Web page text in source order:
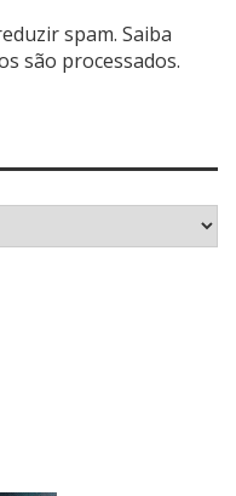
spam. Saiba
são processados.